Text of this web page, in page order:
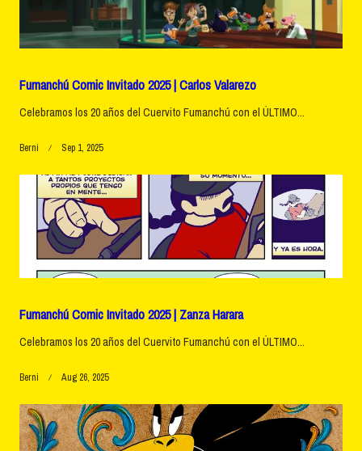
Fumanchú Comic Invitado 2025 | Carlos Valarezo
Celebramos los 20 años del Cuervito Fumanchú con el ÚLTIMO...
Berni Sep 1, 2025
Fumanchú Comic Invitado 2025 | Zanza Harara
Celebramos los 20 años del Cuervito Fumanchú con el ÚLTIMO...
Berni Aug 26, 2025